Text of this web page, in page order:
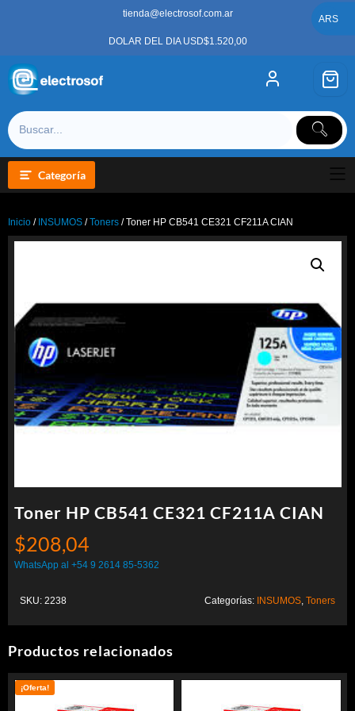
tienda@electrosof.com.ar
DOLAR DEL DIA USD$1.520,00
Categoría
Inicio / INSUMOS /Toners / Toner HP CB541 CE321 CF211A CIAN
Toner HP CB541 CE321 CF211A CIAN
$208,04
WhatsApp al +54 9 2614 85-5362
SKU: 2238 Categorías: INSUMOS, Toners
Productos relacionados
¡Oferta!
ARS